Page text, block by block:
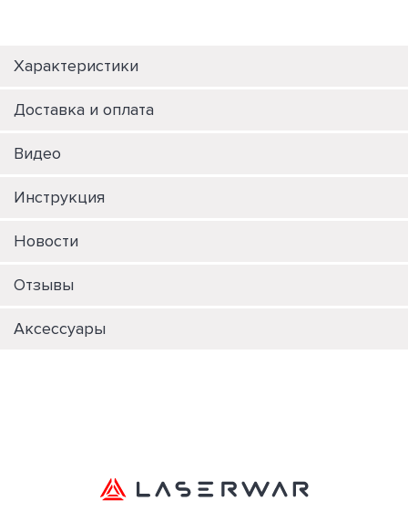
Характеристики
Доставка и оплата
Видео
Инструкция
Новости
Отзывы
Аксессуары